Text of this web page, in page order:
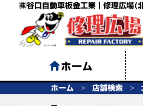
㈱谷口自動車板金工業｜修理広場(
ホーム
ホーム 店舗検索